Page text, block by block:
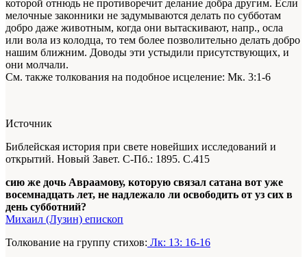
которой отнюдь не противоречит делание добра другим. Если
мелочные законники не задумываются делать по субботам
добро даже животным, когда они вытаскивают, напр., осла
или вола из колодца, то тем более позволительно делать добро
нашим ближним. Доводы эти устыдили присутствующих, и
они молчали.
См. также толкования на подобное исцеление: Мк. 3:1-6
Источник
Библейская история при свете новейших исследований и
открытий. Новый Завет. С-Пб.: 1895. С.415
сию же дочь Авраамову, которую связал сатана вот уже
восемнадцать лет, не надлежало ли освободить от уз сих в
день субботний?
Михаил (Лузин) епископ
Толкование на группу стихов: Лк: 13: 16-16